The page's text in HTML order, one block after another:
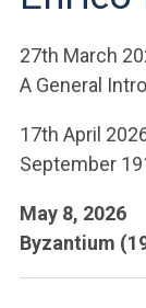
YOU ARE A
27th March
A General
17th April
September
May 8, 2026
Byzantium